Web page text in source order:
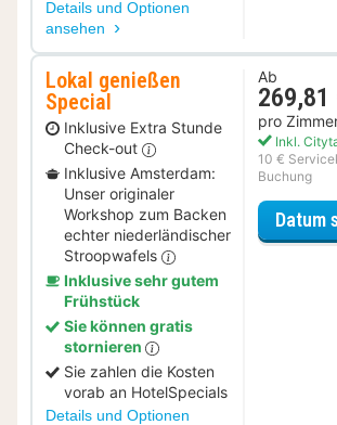
Details und Optionen
ansehen
Lokal genießen
Special
Inklusive Extra Stunde
Check-out
Inklusive Amsterdam:
Unser originaler
Workshop zum Backen
echter niederländischer
Stroopwafels
Inklusive sehr gutem
Frühstück
Sie können gratis
stornieren
Sie zahlen die Kosten
vorab an HotelSpecials
Details und Optionen
Ab
269,81
pro
Inkl.
10 €
Buchung
Datum